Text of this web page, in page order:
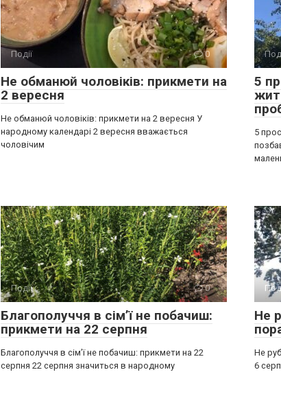
Події 0
Не обманюй чоловіків: прикмети на
2 вересня
Не обманюй чоловіків: прикмети на 2 вересня У
народному календарі 2 вересня вважається
чоловічим
5
5
Події 0
Благополуччя в сім’ї не побачиш:
прикмети на 22 серпня
Благополуччя в сім’ї не побачиш: прикмети на 22
серпня 22 серпня значиться в народному
Не
Не
6